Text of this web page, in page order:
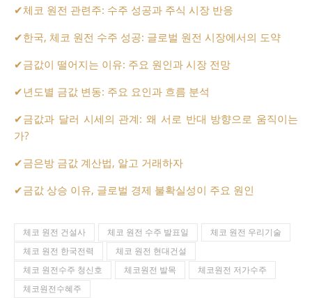
✔체코 원전 관련주: 수주 성공과 주식 시장 반응
✔한국, 체코 원전 수주 성공: 글로벌 원전 시장에서의 도약
✔금값이 떨어지는 이유: 주요 원인과 시장 전망
✔년도별 금값 변동: 주요 요인과 흐름 분석
✔금값과 달러 시세의 관계: 왜 서로 반대 방향으로 움직이는
가?
✔금은방 금값 계산법, 알고 거래하자
✔금값 상승 이유, 글로벌 경제 불확실성이 주요 원인
체코 원전 건설사 체코 원전 수주 발표일
체코 원전 우리기술
체코 원전 한국전력
체코 원전 현대건설
체코 원전수주 청신호
체코원전 발목
체코원전 저가수주
체코원전수혜주